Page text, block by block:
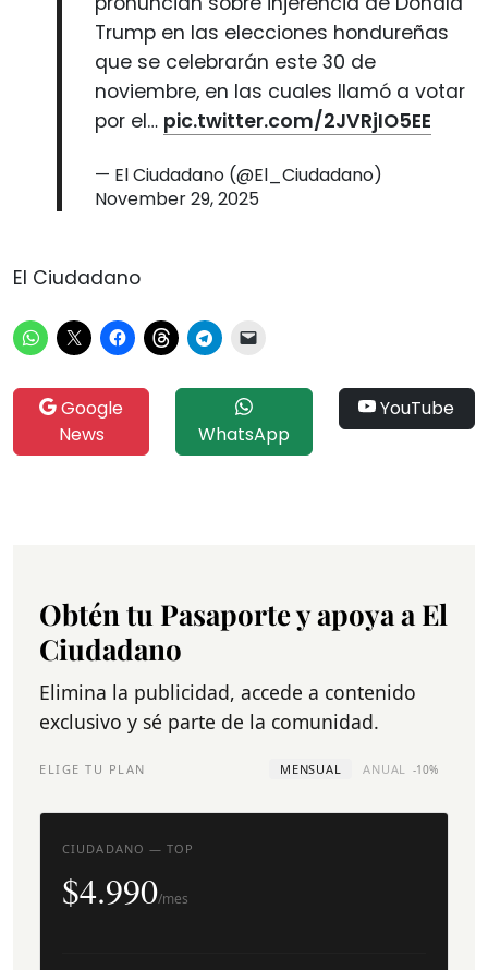
Trump en las elecciones hondureñas
que se celebrarán este 30 de
noviembre, en las cuales llamó a votar
por el… pic.twitter.com/2JVRjIO5EE
— El Ciudadano (@El_Ciudadano)
November 29, 2025
El Ciudadano
Google
News
WhatsApp
YouTube
Obtén tu Pasaporte y apoya a El
Ciudadano
Elimina la publicidad, accede a contenido
exclusivo y sé parte de la comunidad.
ELIGE TU PLAN MENSUAL ANUAL -10%
CIUDADANO — TOP
$4.990/mes